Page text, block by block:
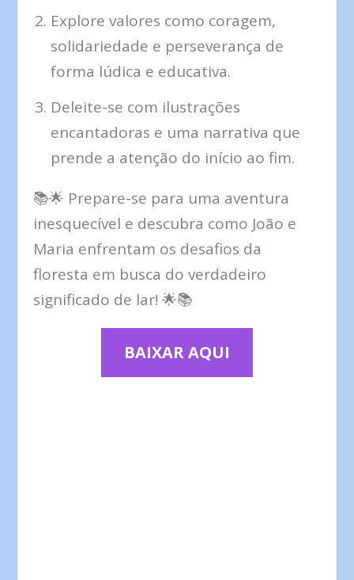
Explore valores como coragem,
solidariedade e perseverança de
forma lúdica e educativa.
Deleite-se com ilustrações
encantadoras e uma narrativa que
prende a atenção do início ao fim.
📚🌟 Prepare-se para uma aventura
inesquecível e descubra como João e
Maria enfrentam os desafios da
floresta em busca do verdadeiro
significado de lar! 🌟📚
BAIXAR AQUI